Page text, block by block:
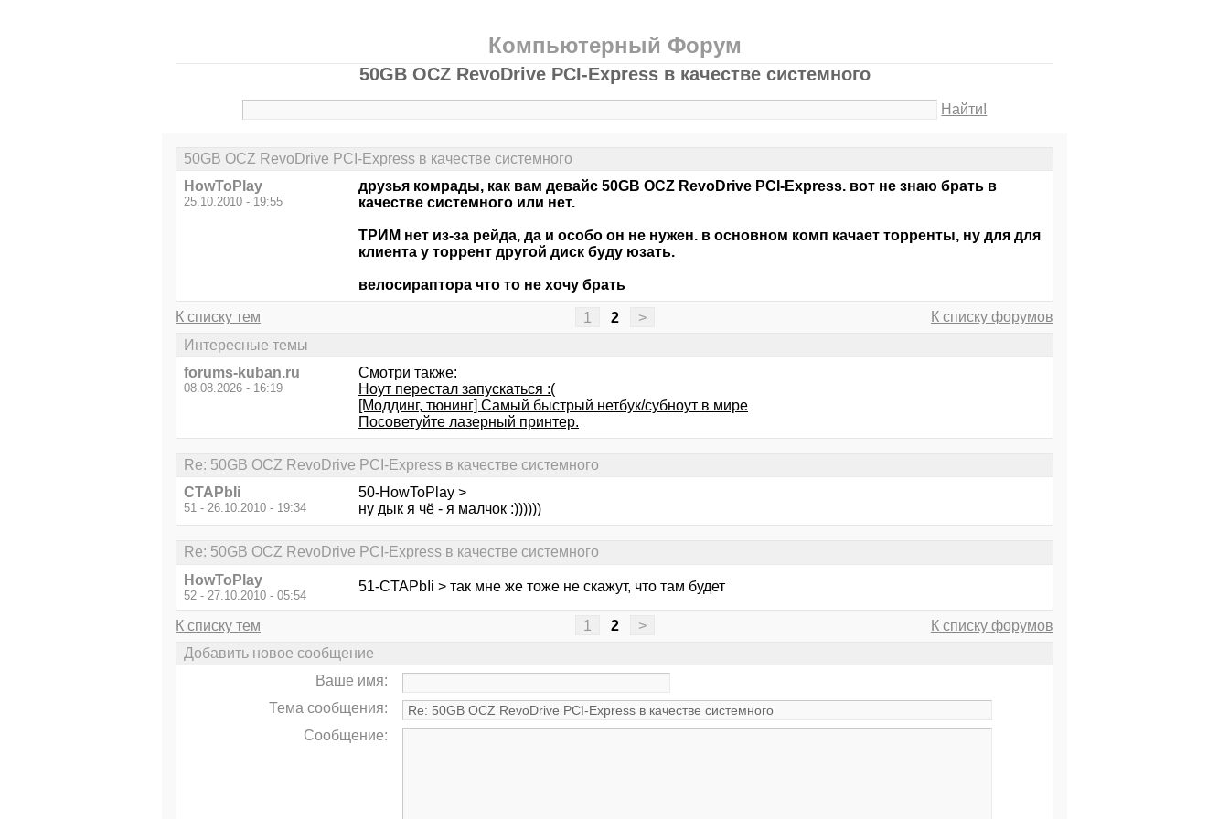
Компьютерный Форум
50GB OCZ RevoDrive PCI-Express в качестве системного
Найти!
50GB OCZ RevoDrive PCI-Express в качестве системного
HowToPlay
25.10.2010 - 19:55
друзья комрады, как вам девайс 50GB OCZ RevoDrive PCI-Express. вот не знаю брать в
качестве системного или нет.
ТРИМ нет из-за рейда, да и особо он не нужен. в основном комп качает торренты, ну для для
клиента у торрент другой диск буду юзать.
велосираптора что то не хочу брать
К списку тем 1 2 >
К списку форумов
Интересные темы
forums-kuban.ru
08.08.2026 - 16:19
Смотри также:
Ноут перестал запускаться :(
[Моддинг, тюнинг] Самый быстрый нетбук/субноут в мире
Посоветуйте лазерный принтер.
Re: 50GB OCZ RevoDrive PCI-Express в качестве системного
CTAPbIi
51 - 26.10.2010 - 19:34
50-HowToPlay >
ну дык я чё - я малчок :))))))
Re: 50GB OCZ RevoDrive PCI-Express в качестве системного
HowToPlay
52 - 27.10.2010 - 05:54
51-CTAPbIi > так мне же тоже не скажут, что там будет
К списку тем 1 2 >
К списку форумов
Добавить новое сообщение
Ваше имя:
Тема сообщения:
Сообщение: